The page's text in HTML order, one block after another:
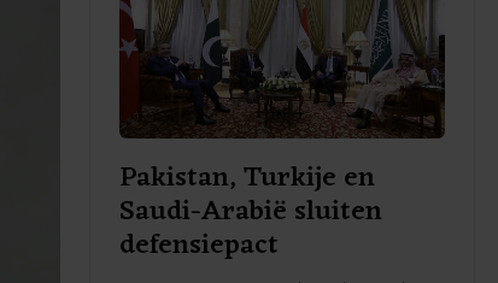
Pakistan, Turkije en
Saudi-Arabië sluiten
defensiepact